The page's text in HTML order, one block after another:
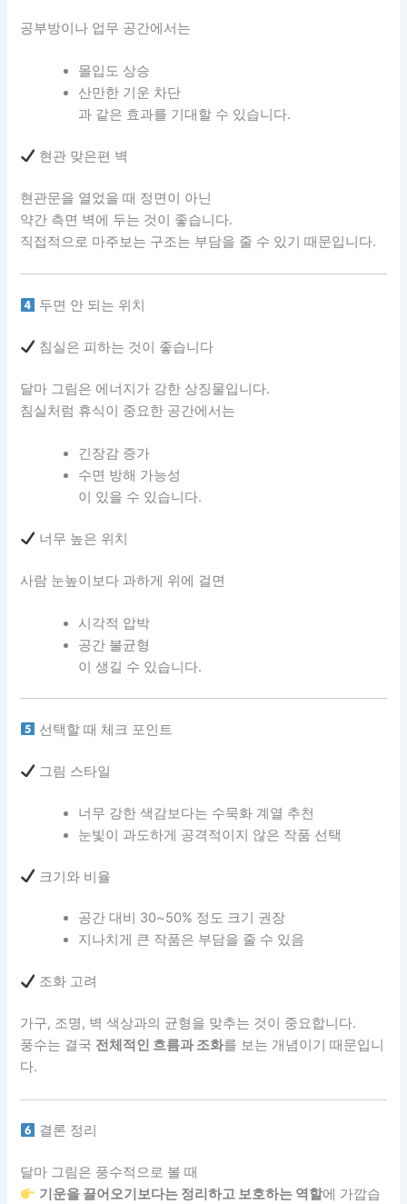
공부방이나 업무 공간에서는
몰입도 상승
산만한 기운 차단
과 같은 효과를 기대할 수 있습니다.
현관 맞은편 벽
현관문을 열었을 때 정면이 아닌
약간 측면 벽에 두는 것이 좋습니다.
직접적으로 마주보는 구조는 부담을 줄 수 있기 때문입니다.
두면 안 되는 위치
침실은 피하는 것이 좋습니다
달마 그림은 에너지가 강한 상징물입니다.
침실처럼 휴식이 중요한 공간에서는
긴장감 증가
수면 방해 가능성
이 있을 수 있습니다.
너무 높은 위치
사람 눈높이보다 과하게 위에 걸면
시각적 압박
공간 불균형
이 생길 수 있습니다.
선택할 때 체크 포인트
그림 스타일
너무 강한 색감보다는 수묵화 계열 추천
눈빛이 과도하게 공격적이지 않은 작품 선택
크기와 비율
공간 대비 30~50% 정도 크기 권장
지나치게 큰 작품은 부담을 줄 수 있음
조화 고려
가구, 조명, 벽 색상과의 균형을 맞추는 것이 중요합니다.
풍수는 결국 전체적인 흐름과 조화를 보는 개념이기 때문입니
다.
결론 정리
달마 그림은 풍수적으로 볼 때
기운을 끌어오기보다는 정리하고 보호하는 역할에 가깝습